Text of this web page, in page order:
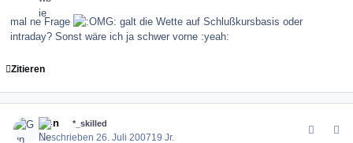
mal ne Frage
galt die Wette auf Schlußkursbasis oder
intraday? Sonst wäre ich ja schwer vorne :yeah:
Zitieren
Gun *_skilled
Geschrieben26. Juli 200719 Jr.